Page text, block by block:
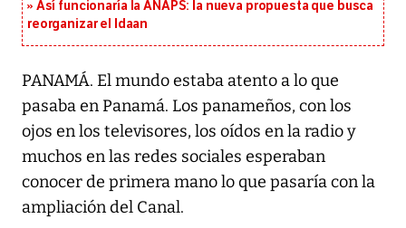
Así funcionaría la ANAPS: la nueva propuesta que busca
reorganizar el Idaan
PANAMÁ. El mundo estaba atento a lo que
pasaba en Panamá. Los panameños, con los
ojos en los televisores, los oídos en la radio y
muchos en las redes sociales esperaban
conocer de primera mano lo que pasaría con la
ampliación del Canal.